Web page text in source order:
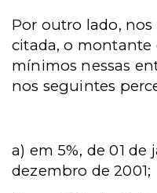
Por outro lado,
citada, o montante
mínimos nessas
nos seguintes
a) em 5%, de 01 de
dezembro de 2001;